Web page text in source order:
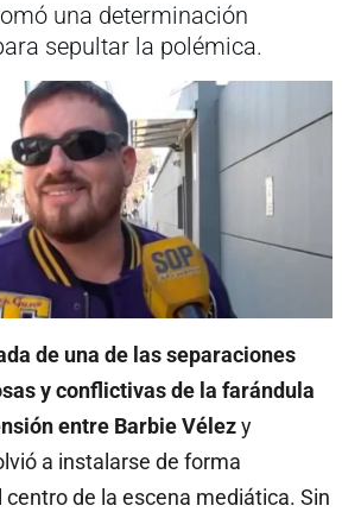
una determinación
sepultar la polémica.
de una de las separaciones
y conflictivas de la farándula
entre Barbie Vélezy
a instalarse de forma
de la escena mediática. Sin